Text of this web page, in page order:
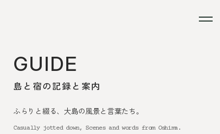
GUIDE
島と宿の記録と案内
ふらりと綴る、大島の風景と言葉たち。
Casually jotted down, Scenes and words from Oshima.